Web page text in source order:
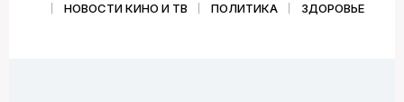
НОВОСТИ КИНО И ТВ
ПОЛИТИКА ЗДОРОВЬЕ